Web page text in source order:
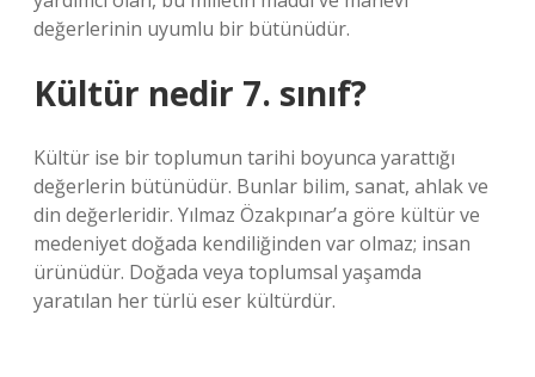
değerlerinin uyumlu bir bütünüdür.
Kültür nedir 7. sınıf?
Kültür ise bir toplumun tarihi boyunca yarattığı
değerlerin bütünüdür. Bunlar bilim, sanat, ahlak ve
din değerleridir. Yılmaz Özakpınar’a göre kültür ve
medeniyet doğada kendiliğinden var olmaz; insan
ürünüdür. Doğada veya toplumsal yaşamda
yaratılan her türlü eser kültürdür.